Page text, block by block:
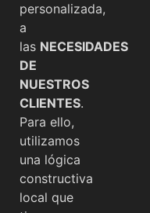
personalizada,
a
las NECESIDADES
DE
NUESTROS
CLIENTES.
Para ello,
utilizamos
una lógica
constructiva
local que